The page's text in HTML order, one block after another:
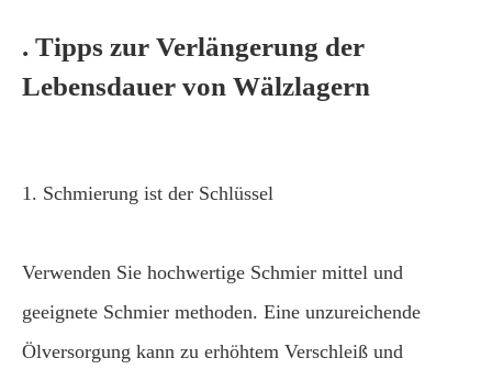
. Tipps zur Verlängerung der
Lebensdauer von Wälzlagern
1. Schmierung ist der Schlüssel
Verwenden Sie hochwertige Schmier mittel und
geeignete Schmier methoden. Eine unzureichende
Ölversorgung kann zu erhöhtem Verschleiß und